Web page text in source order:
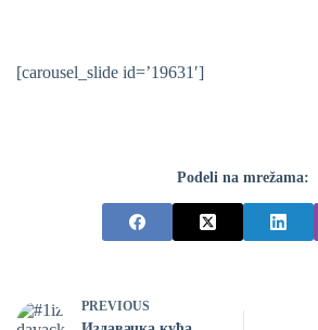
[carousel_slide id=’19631′]
Podeli na mrežama:
PREVIOUS